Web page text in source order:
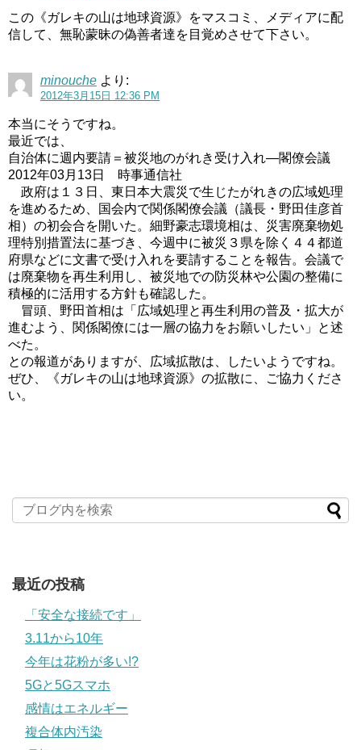
この《ガレキの山は地球資源》をマスコミ、メディアに配
信して、無恥蒙昧の偽善者達を目覚めさせて下さい。
minouche より:
2012年3月15日 12:36 PM
本当にそうですね。
最近では、
自治体に週内要請＝被災地のがれき受け入れ―閣僚会議
2012年03月13日 時事通信社
政府は１３日、東日本大震災で生じたがれきの広域処理
を進めるため、国会内で関係閣僚会議（議長・野田佳彦首
相）の初会合を開いた。細野豪志環境相は、災害廃棄物処
理特別措置法に基づき、今週中に被災３県を除く４４都道
府県などに文書で受け入れを要請することを報告。会議で
は廃棄物を再生利用し、被災地での防災林や公園の整備に
積極的に活用する方針も確認した。
冒頭、野田首相は「広域処理と再生利用の普及・拡大が
進むよう、関係閣僚には一層の協力をお願いしたい」と述
べた。
との報道がありますが、広域拡散は、したいようですね。
ぜひ、《ガレキの山は地球資源》の拡散に、ご協力くださ
い。
最近の投稿
「安全な接続です」
3.11から10年
今年は花粉が多い!?
5Gと5Gスマホ
感情はエネルギー
複合体内汚染